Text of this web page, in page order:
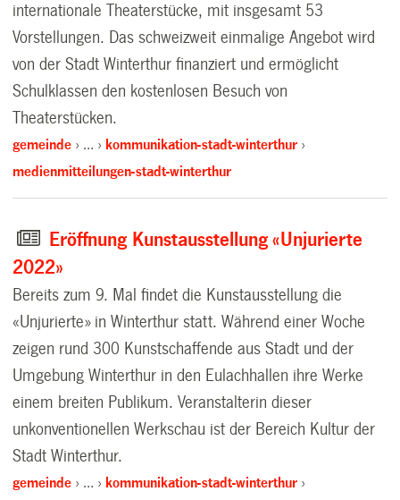
internationale Theaterstücke, mit insgesamt 53
Vorstellungen. Das schweizweit einmalige Angebot wird
von der Stadt Winterthur finanziert und ermöglicht
Schulklassen den kostenlosen Besuch von
Theaterstücken.
gemeinde …
kommunikation-stadt-winterthur
medienmitteilungen-stadt-winterthur
Eröffnung Kunstausstellung «Unjurierte
2022»
Bereits zum 9. Mal findet die Kunstausstellung die
«Unjurierte» in Winterthur statt. Während einer Woche
zeigen rund 300 Kunstschaffende aus Stadt und der
Umgebung Winterthur in den Eulachhallen ihre Werke
einem breiten Publikum. Veranstalterin dieser
unkonventionellen Werkschau ist der Bereich Kultur der
Stadt Winterthur.
gemeinde …
kommunikation-stadt-winterthur